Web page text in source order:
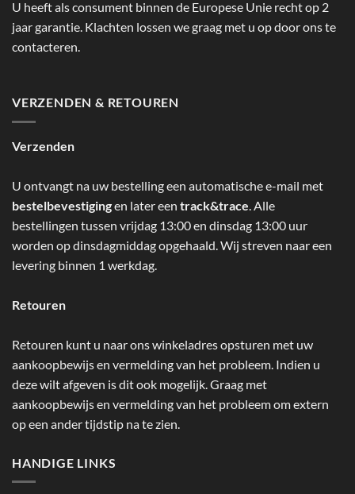
U heeft als consument binnen de Europese Unie recht op 2
jaar garantie. Klachten lossen we graag met u op door ons te
contacteren.
VERZENDEN & RETOUREN
Verzenden
U ontvangt na uw bestelling een automatische e-mail met
bestelbevestigingen later een track&trace . Alle
bestellingen tussen vrijdag 13:00 en dinsdag 13:00 uur
worden op dinsdagmiddag opgehaald. Wij streven naar een
levering binnen 1 werkdag.
Retouren
Retouren kunt u naar ons winkeladres opsturen met uw
aankoopbewijs en vermelding van het probleem. Indien u
deze wilt afgeven is dit ook mogelijk. Graag met
aankoopbewijs en vermelding van het probleem om extern
op een ander tijdstip na te zien.
HANDIGE LINKS